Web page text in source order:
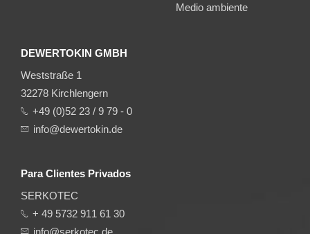
Medio ambiente
DEWERTOKIN GMBH
Weststraße 1
32278 Kirchlengern
+49 (0)52 23 / 9 79 - 0
info@dewertokin.de
Para Clientes Privados
SERKOTEC
+ 49 5732 911 61 30
info@serkotec.de